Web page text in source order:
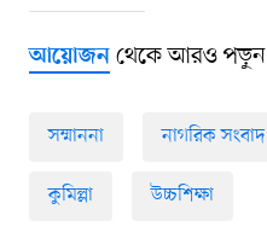
আয়োজনথেকে আরও পড়ুন
সম্মাননা নাগরিক সংবাদ
কুমিল্লা উচ্চশিক্ষা